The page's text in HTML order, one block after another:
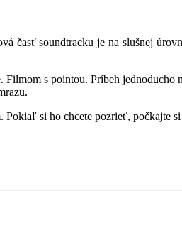
časť soundtracku je na slušnej
s pointou. Príbeh jednoducho
si ho chcete pozrieť, počkajte